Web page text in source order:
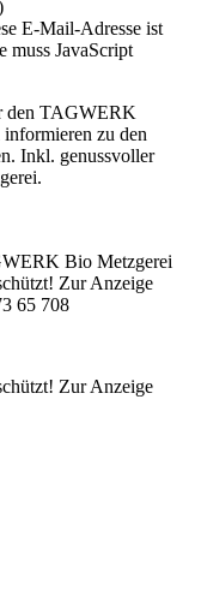
E-Mail-Adresse ist
muss JavaScript
den TAGWERK
zu den
Inkl. genussvoller
Bio Metzgerei
Zur Anzeige
65 708
Zur Anzeige